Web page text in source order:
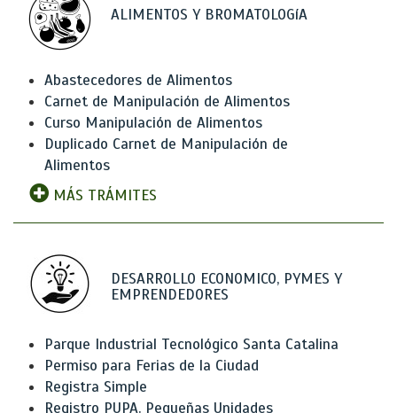
ALIMENTOS Y BROMATOLOGíA
Abastecedores de Alimentos
Carnet de Manipulación de Alimentos
Curso Manipulación de Alimentos
Duplicado Carnet de Manipulación de
Alimentos
MÁS TRÁMITES
DESARROLLO ECONOMICO, PYMES Y
EMPRENDEDORES
Parque Industrial Tecnológico Santa Catalina
Permiso para Ferias de la Ciudad
Registra Simple
Registro PUPA. Pequeñas Unidades